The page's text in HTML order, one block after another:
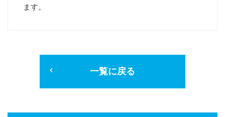
ます。
一覧に戻る